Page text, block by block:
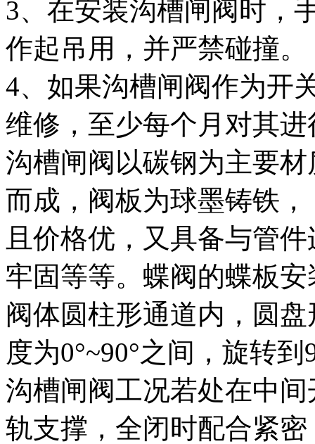
3、在安装沟槽闸阀时，
作起吊用，并严禁碰撞。
4、如果沟槽闸阀作为开
维修，至少每个月对其
沟槽闸阀以碳钢为主要
而成，阀板为球墨铸铁
且价格优，又具备与管
牢固等等。蝶阀的蝶板
阀体圆柱形通道内，圆
度为0°~90°之间，旋转
沟槽闸阀工况若处在中
轨支撑，全闭时配合紧